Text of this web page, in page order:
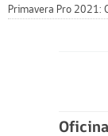
Primavera Pro 2021: